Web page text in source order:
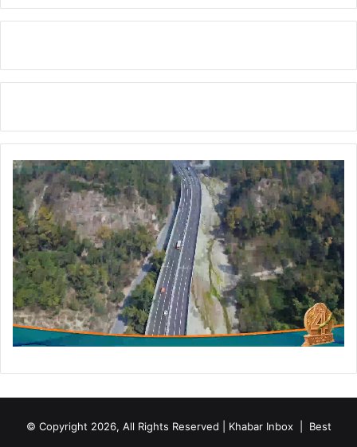
र
© Copyright 2026, All Rights Reserved | Khabar Inbox | Best